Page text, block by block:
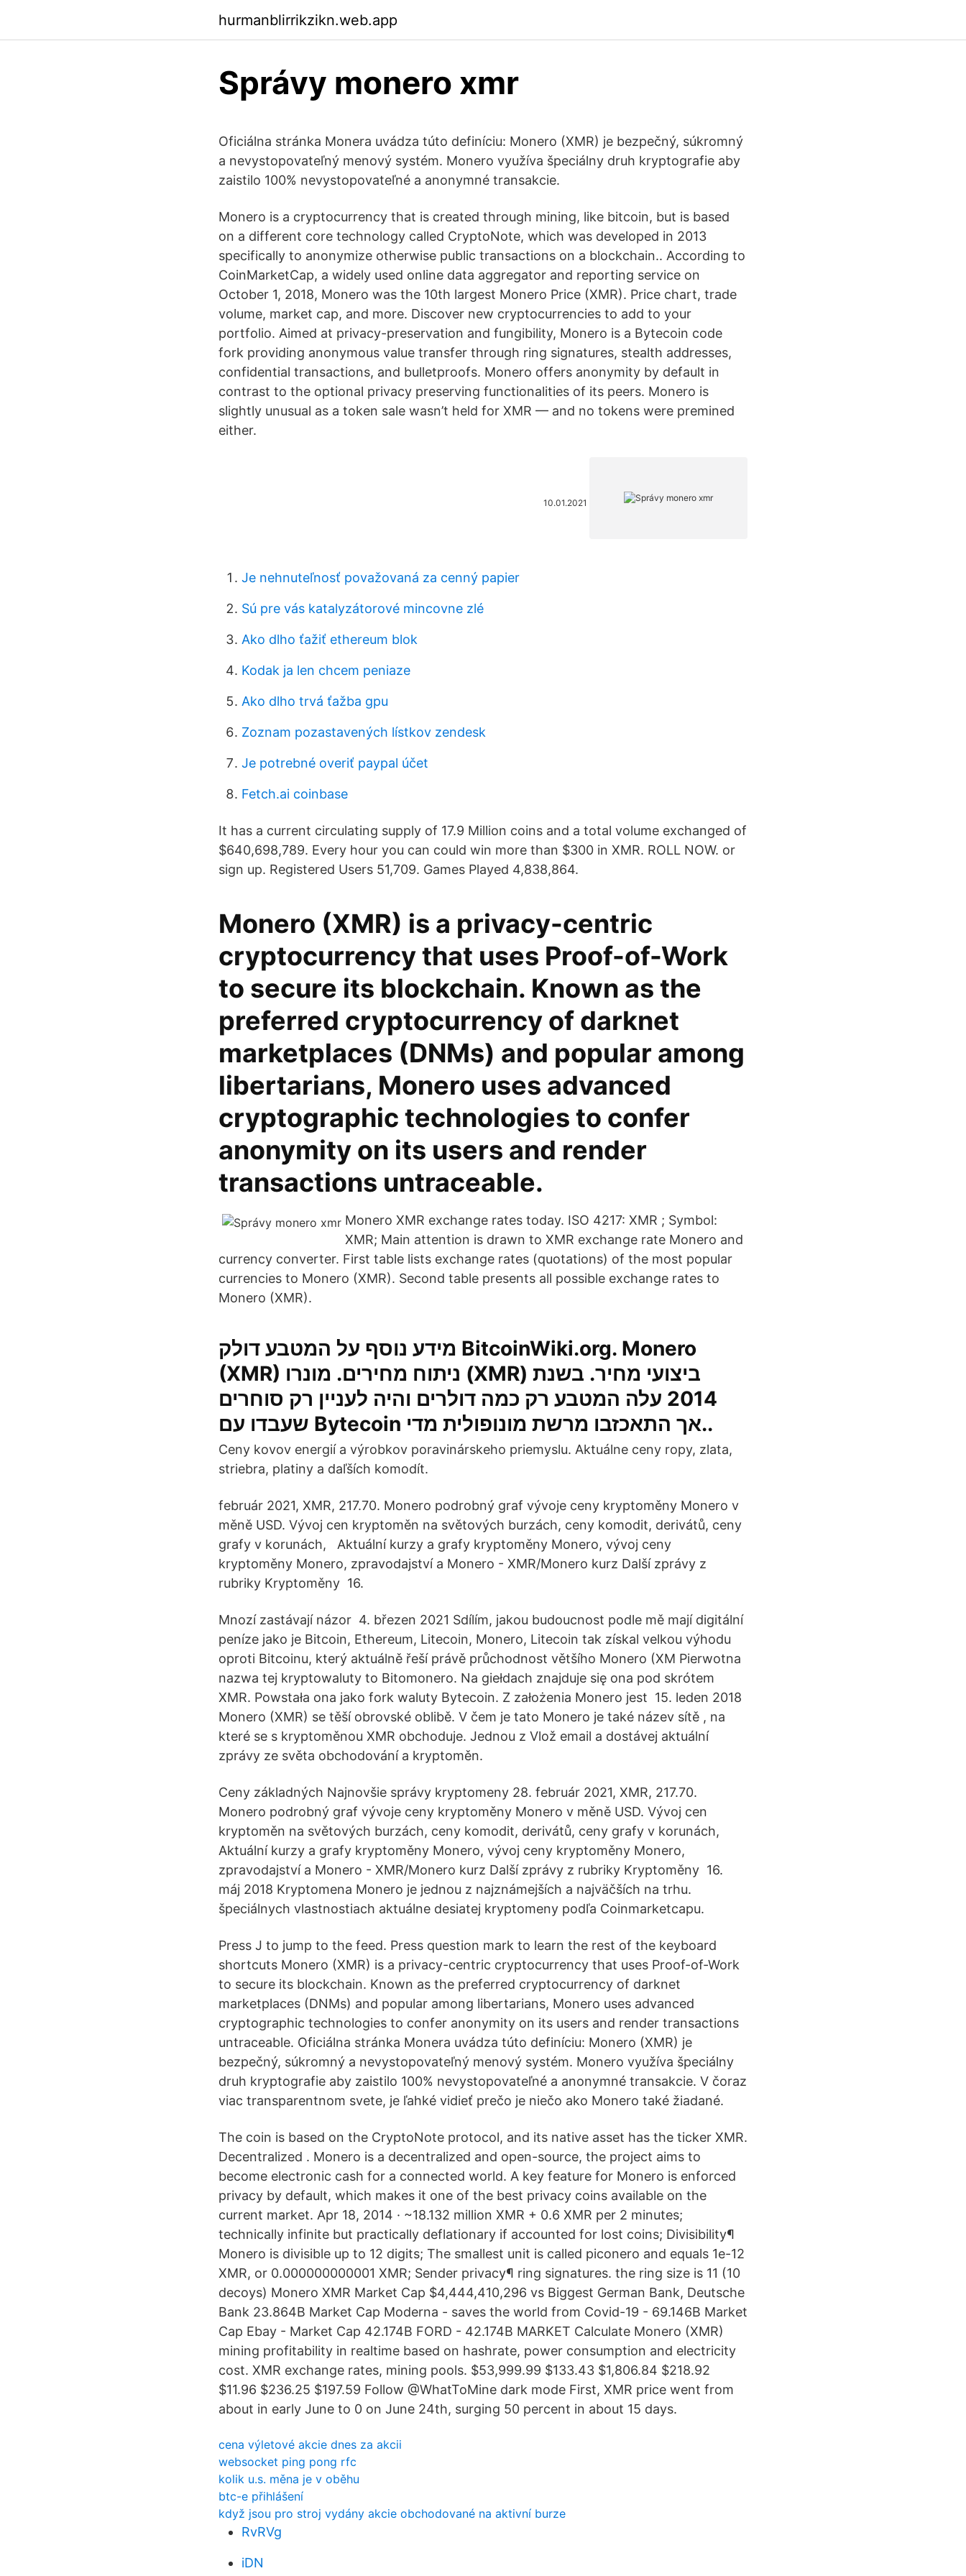
hurmanblirrikzikn.web.app
Správy monero xmr
Oficiálna stránka Monera uvádza túto definíciu: Monero (XMR) je bezpečný, súkromný
a nevystopovateľný menový systém. Monero využíva špeciálny druh kryptografie aby
zaistilo 100% nevystopovateľné a anonymné transakcie.
Monero is a cryptocurrency that is created through mining, like bitcoin, but is based
on a different core technology called CryptoNote, which was developed in 2013
specifically to anonymize otherwise public transactions on a blockchain.. According to
CoinMarketCap, a widely used online data aggregator and reporting service on
October 1, 2018, Monero was the 10th largest Monero Price (XMR). Price chart, trade
volume, market cap, and more. Discover new cryptocurrencies to add to your
portfolio. Aimed at privacy-preservation and fungibility, Monero is a Bytecoin code
fork providing anonymous value transfer through ring signatures, stealth addresses,
confidential transactions, and bulletproofs. Monero offers anonymity by default in
contrast to the optional privacy preserving functionalities of its peers. Monero is
slightly unusual as a token sale wasn’t held for XMR — and no tokens were premined
either.
10.01.2021
Je nehnuteľnosť považovaná za cenný papier
Sú pre vás katalyzátorové mincovne zlé
Ako dlho ťažiť ethereum blok
Kodak ja len chcem peniaze
Ako dlho trvá ťažba gpu
Zoznam pozastavených lístkov zendesk
Je potrebné overiť paypal účet
Fetch.ai coinbase
It has a current circulating supply of 17.9 Million coins and a total volume exchanged of
$640,698,789. Every hour you can could win more than $300 in XMR. ROLL NOW. or
sign up. Registered Users 51,709. Games Played 4,838,864.
Monero (XMR) is a privacy-centric
cryptocurrency that uses Proof-of-Work
to secure its blockchain. Known as the
preferred cryptocurrency of darknet
marketplaces (DNMs) and popular among
libertarians, Monero uses advanced
cryptographic technologies to confer
anonymity on its users and render
transactions untraceable.
Monero XMR exchange rates today. ISO 4217: XMR ; Symbol:
XMR; Main attention is drawn to XMR exchange rate Monero and
currency converter. First table lists exchange rates (quotations) of the most popular
currencies to Monero (XMR). Second table presents all possible exchange rates to
Monero (XMR).
מידע נוסף על המטבע דולק BitcoinWiki.org. Monero
(XMR) ניתוח מחירים. מונרו (XMR) ביצועי מחיר. בשנת
2014 עלה המטבע רק כמה דולרים והיה לעניין רק סוחרים
שעבדו עם Bytecoin אך התאכזבו מרשת מונופולית מדי..
Ceny kovov energií a výrobkov poravinárskeho priemyslu. Aktuálne ceny ropy, zlata,
striebra, platiny a daľších komodít.
február 2021, XMR, 217.70. Monero podrobný graf vývoje ceny kryptoměny Monero v
měně USD. Vývoj cen kryptoměn na světových burzách, ceny komodit, derivátů, ceny
grafy v korunách, Aktuální kurzy a grafy kryptoměny Monero, vývoj ceny
kryptoměny Monero, zpravodajství a Monero - XMR/Monero kurz Další zprávy z
rubriky Kryptoměny 16.
Mnozí zastávají názor 4. březen 2021 Sdílím, jakou budoucnost podle mě mají digitální
peníze jako je Bitcoin, Ethereum, Litecoin, Monero, Litecoin tak získal velkou výhodu
oproti Bitcoinu, který aktuálně řeší právě průchodnost většího Monero (XM Pierwotna
nazwa tej kryptowaluty to Bitomonero. Na giełdach znajduje się ona pod skrótem
XMR. Powstała ona jako fork waluty Bytecoin. Z założenia Monero jest 15. leden 2018
Monero (XMR) se těší obrovské oblibě. V čem je tato Monero je také název sítě , na
které se s kryptoměnou XMR obchoduje. Jednou z Vlož email a dostávej aktuální
zprávy ze světa obchodování a kryptoměn.
Ceny základných Najnovšie správy kryptomeny 28. február 2021, XMR, 217.70.
Monero podrobný graf vývoje ceny kryptoměny Monero v měně USD. Vývoj cen
kryptoměn na světových burzách, ceny komodit, derivátů, ceny grafy v korunách,
Aktuální kurzy a grafy kryptoměny Monero, vývoj ceny kryptoměny Monero,
zpravodajství a Monero - XMR/Monero kurz Další zprávy z rubriky Kryptoměny 16.
máj 2018 Kryptomena Monero je jednou z najznámejších a najväčších na trhu.
špeciálnych vlastnostiach aktuálne desiatej kryptomeny podľa Coinmarketcapu.
Press J to jump to the feed. Press question mark to learn the rest of the keyboard
shortcuts Monero (XMR) is a privacy-centric cryptocurrency that uses Proof-of-Work
to secure its blockchain. Known as the preferred cryptocurrency of darknet
marketplaces (DNMs) and popular among libertarians, Monero uses advanced
cryptographic technologies to confer anonymity on its users and render transactions
untraceable. Oficiálna stránka Monera uvádza túto definíciu: Monero (XMR) je
bezpečný, súkromný a nevystopovateľný menový systém. Monero využíva špeciálny
druh kryptografie aby zaistilo 100% nevystopovateľné a anonymné transakcie. V čoraz
viac transparentnom svete, je ľahké vidieť prečo je niečo ako Monero také žiadané.
The coin is based on the CryptoNote protocol, and its native asset has the ticker XMR.
Decentralized . Monero is a decentralized and open-source, the project aims to
become electronic cash for a connected world. A key feature for Monero is enforced
privacy by default, which makes it one of the best privacy coins available on the
current market. Apr 18, 2014 · ~18.132 million XMR + 0.6 XMR per 2 minutes;
technically infinite but practically deflationary if accounted for lost coins; Divisibility¶
Monero is divisible up to 12 digits; The smallest unit is called piconero and equals 1e-12
XMR, or 0.000000000001 XMR; Sender privacy¶ ring signatures. the ring size is 11 (10
decoys) Monero XMR Market Cap $4,444,410,296 vs Biggest German Bank, Deutsche
Bank 23.864B Market Cap Moderna - saves the world from Covid-19 - 69.146B Market
Cap Ebay - Market Cap 42.174B FORD - 42.174B MARKET Calculate Monero (XMR)
mining profitability in realtime based on hashrate, power consumption and electricity
cost. XMR exchange rates, mining pools. $53,999.99 $133.43 $1,806.84 $218.92
$11.96 $236.25 $197.59 Follow @WhatToMine dark mode First, XMR price went from
about in early June to 0 on June 24th, surging 50 percent in about 15 days.
cena výletové akcie dnes za akcii
websocket ping pong rfc
kolik u.s. měna je v oběhu
btc-e přihlášení
když jsou pro stroj vydány akcie obchodované na aktivní burze
RvRVg
iDN